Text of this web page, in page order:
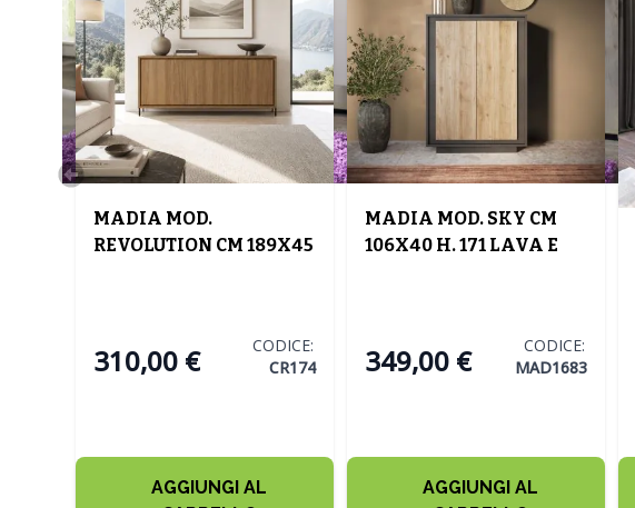
MADIA MOD.
REVOLUTION CM 189X45
310,00 €
CODICE:
CR174
AGGIUNGI AL
MADIA MOD. SKY CM
106X40 H. 171 LAVA E
349,00 €
CODICE:
MAD1683
AGGIUNGI AL